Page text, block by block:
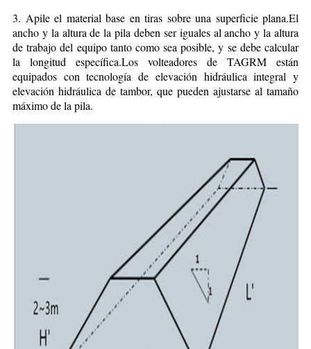
3. Apile el material base en tiras sobre una superficie plana.El
ancho y la altura de la pila deben ser iguales al ancho y la altura
de trabajo del equipo tanto como sea posible, y se debe calcular
la longitud específica.Los volteadores de TAGRM están
equipados con tecnología de elevación hidráulica integral y
elevación hidráulica de tambor, que pueden ajustarse al tamaño
máximo de la pila.